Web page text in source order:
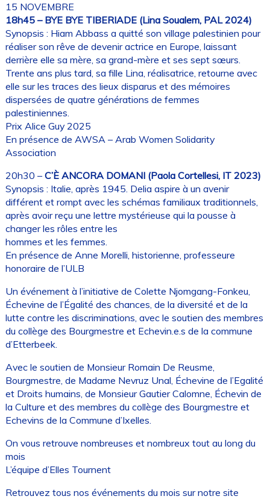
15 NOVEMBRE
18h45 – BYE BYE TIBERIADE (Lina Soualem, PAL 2024)
Synopsis : Hiam Abbass a quitté son village palestinien pour
réaliser son rêve de devenir actrice en Europe, laissant
derrière elle sa mère, sa grand-mère et ses sept sœurs.
Trente ans plus tard, sa fille Lina, réalisatrice, retourne avec
elle sur les traces des lieux disparus et des mémoires
dispersées de quatre générations de femmes
palestiniennes.
Prix Alice Guy 2025
En présence de AWSA – Arab Women Solidarity
Association
20h30 –C’È ANCORA DOMANI (Paola Cortellesi, IT 2023)
Synopsis : Italie, après 1945. Delia aspire à un avenir
différent et rompt avec les schémas familiaux traditionnels,
après avoir reçu une lettre mystérieuse qui la pousse à
changer les rôles entre les
hommes et les femmes.
En présence de Anne Morelli, historienne, professeure
honoraire de l’ULB
Un événement à l’initiative de Colette Njomgang-Fonkeu,
Échevine de l’Égalité des chances, de la diversité et de la
lutte contre les discriminations, avec le soutien des membres
du collège des Bourgmestre et Echevin.e.s de la commune
d’Etterbeek.
Avec le soutien de Monsieur Romain De Reusme,
Bourgmestre, de Madame Nevruz Unal, Échevine de l’Egalité
et Droits humains, de Monsieur Gautier Calomne, Échevin de
la Culture et des membres du collège des Bourgmestre et
Echevins de la Commune d’Ixelles.
On vous retrouve nombreuses et nombreux tout au long du
mois
L’équipe d’Elles Tournent
Retrouvez tous nos événements du mois sur notre site